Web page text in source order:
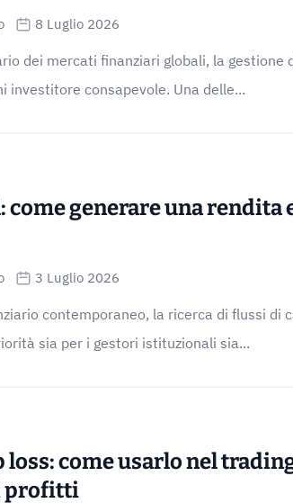
8 Luglio 2026
dei mercati finanziari globali, la gestione
investitore consapevole. Una delle...
come generare una rendita
3 Luglio 2026
contemporaneo, la ricerca di flussi di
sia per i gestori istituzionali sia...
come usarlo nel
profitti